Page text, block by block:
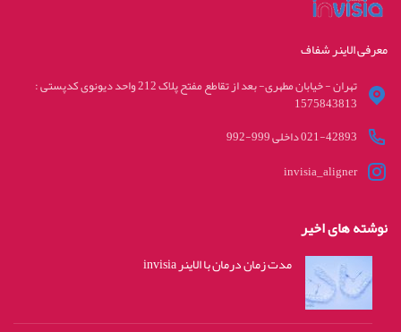
معرفی الاینر شفاف
تهران - خیابان مطهری- بعد از تقاطع مفتح پلاک 212 واحد دیونوی کدپستی :
1575843813
021-42893 داخلی 999-992
invisia_aligner
نوشته های اخیر
مدت زمان درمان با الاینر invisia